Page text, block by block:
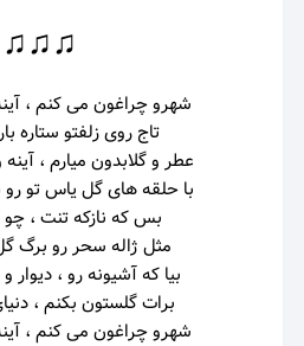
♫♫♫
شهرو چراغون می کنم ،
تاج روی زلفتو ستاره
عطر و گلابدون میارم ،
با حلقه های گل یاس تو رو
بس که نازکه تنت ،
مثل ژاله سحر رو برگ
بیا که آشیونه رو ،
برات گلستون بکنم ،
شهرو چراغون می کنم ،